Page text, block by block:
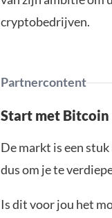
cryptobedrijven.
Partnercontent
Start met
De markt is een
dus om je te
Is dit voor jou het